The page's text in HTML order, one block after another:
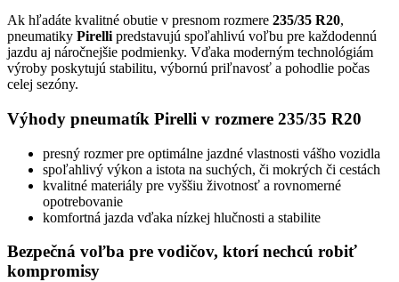
Ak hľadáte kvalitné obutie v presnom rozmere 235/35 R20,
pneumatiky Pirelli predstavujú spoľahlivú voľbu pre každodennú
jazdu aj náročnejšie podmienky. Vďaka moderným technológiám
výroby poskytujú stabilitu, výbornú priľnavosť a pohodlie počas
celej sezóny.
Výhody pneumatík Pirelli v rozmere 235/35 R20
presný rozmer pre optimálne jazdné vlastnosti vášho vozidla
spoľahlivý výkon a istota na suchých, či mokrých či cestách
kvalitné materiály pre vyššiu životnosť a rovnomerné
opotrebovanie
komfortná jazda vďaka nízkej hlučnosti a stabilite
Bezpečná voľba pre vodičov, ktorí nechcú robiť
kompromisy